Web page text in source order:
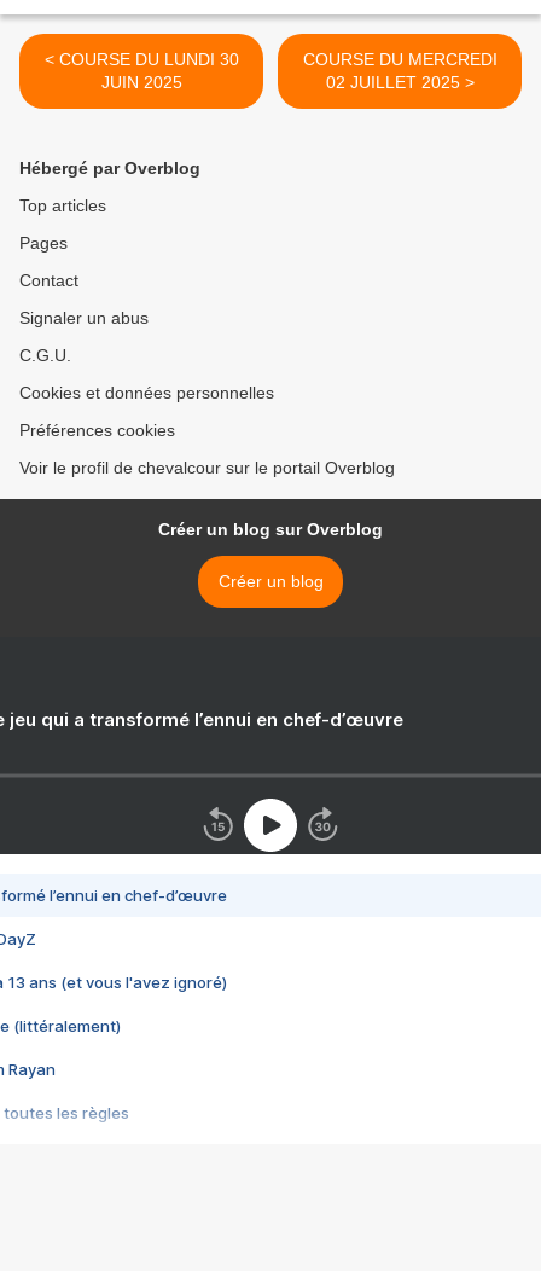
< COURSE DU LUNDI 30
JUIN 2025
COURSE DU MERCREDI
02 JUILLET 2025 >
Hébergé par Overblog
Top articles
Pages
Contact
Signaler un abus
C.G.U.
Cookies et données personnelles
Préférences cookies
Voir le profil de chevalcour sur le portail Overblog
Créer un blog sur Overblog
Créer un blog
jeu qui a transformé l’ennui en chef-d’œuvre
l’ennui en chef-d’œuvre
13 ans (et vous l'avez ignoré)
(littéralement)
Rayan
toutes les règles